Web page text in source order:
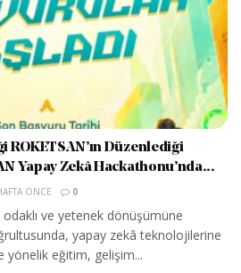
ROKETSAN’ın Düzenlediği
Yapay Zekâ Hackathonu’nda...
ÖNCE 0
odaklı ve yetenek dönüşümüne
yapay zekâ teknolojilerine
yönelik eğitim, gelişim...